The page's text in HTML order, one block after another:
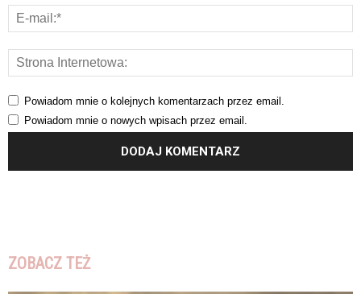
Powiadom mnie o kolejnych komentarzach przez email.
Powiadom mnie o nowych wpisach przez email.
ZOBACZ TEŻ